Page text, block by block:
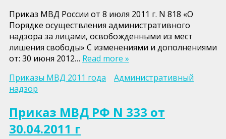
Приказ МВД России от 8 июля 2011 г. N 818 «О
Порядке осуществления административного
надзора за лицами, освобожденными из мест
лишения свободы» С изменениями и дополнениями
от: 30 июня 2012… Read more »
Приказы МВД 2011 года
Административный
надзор
Приказ МВД РФ N 333 от
30.04.2011 г